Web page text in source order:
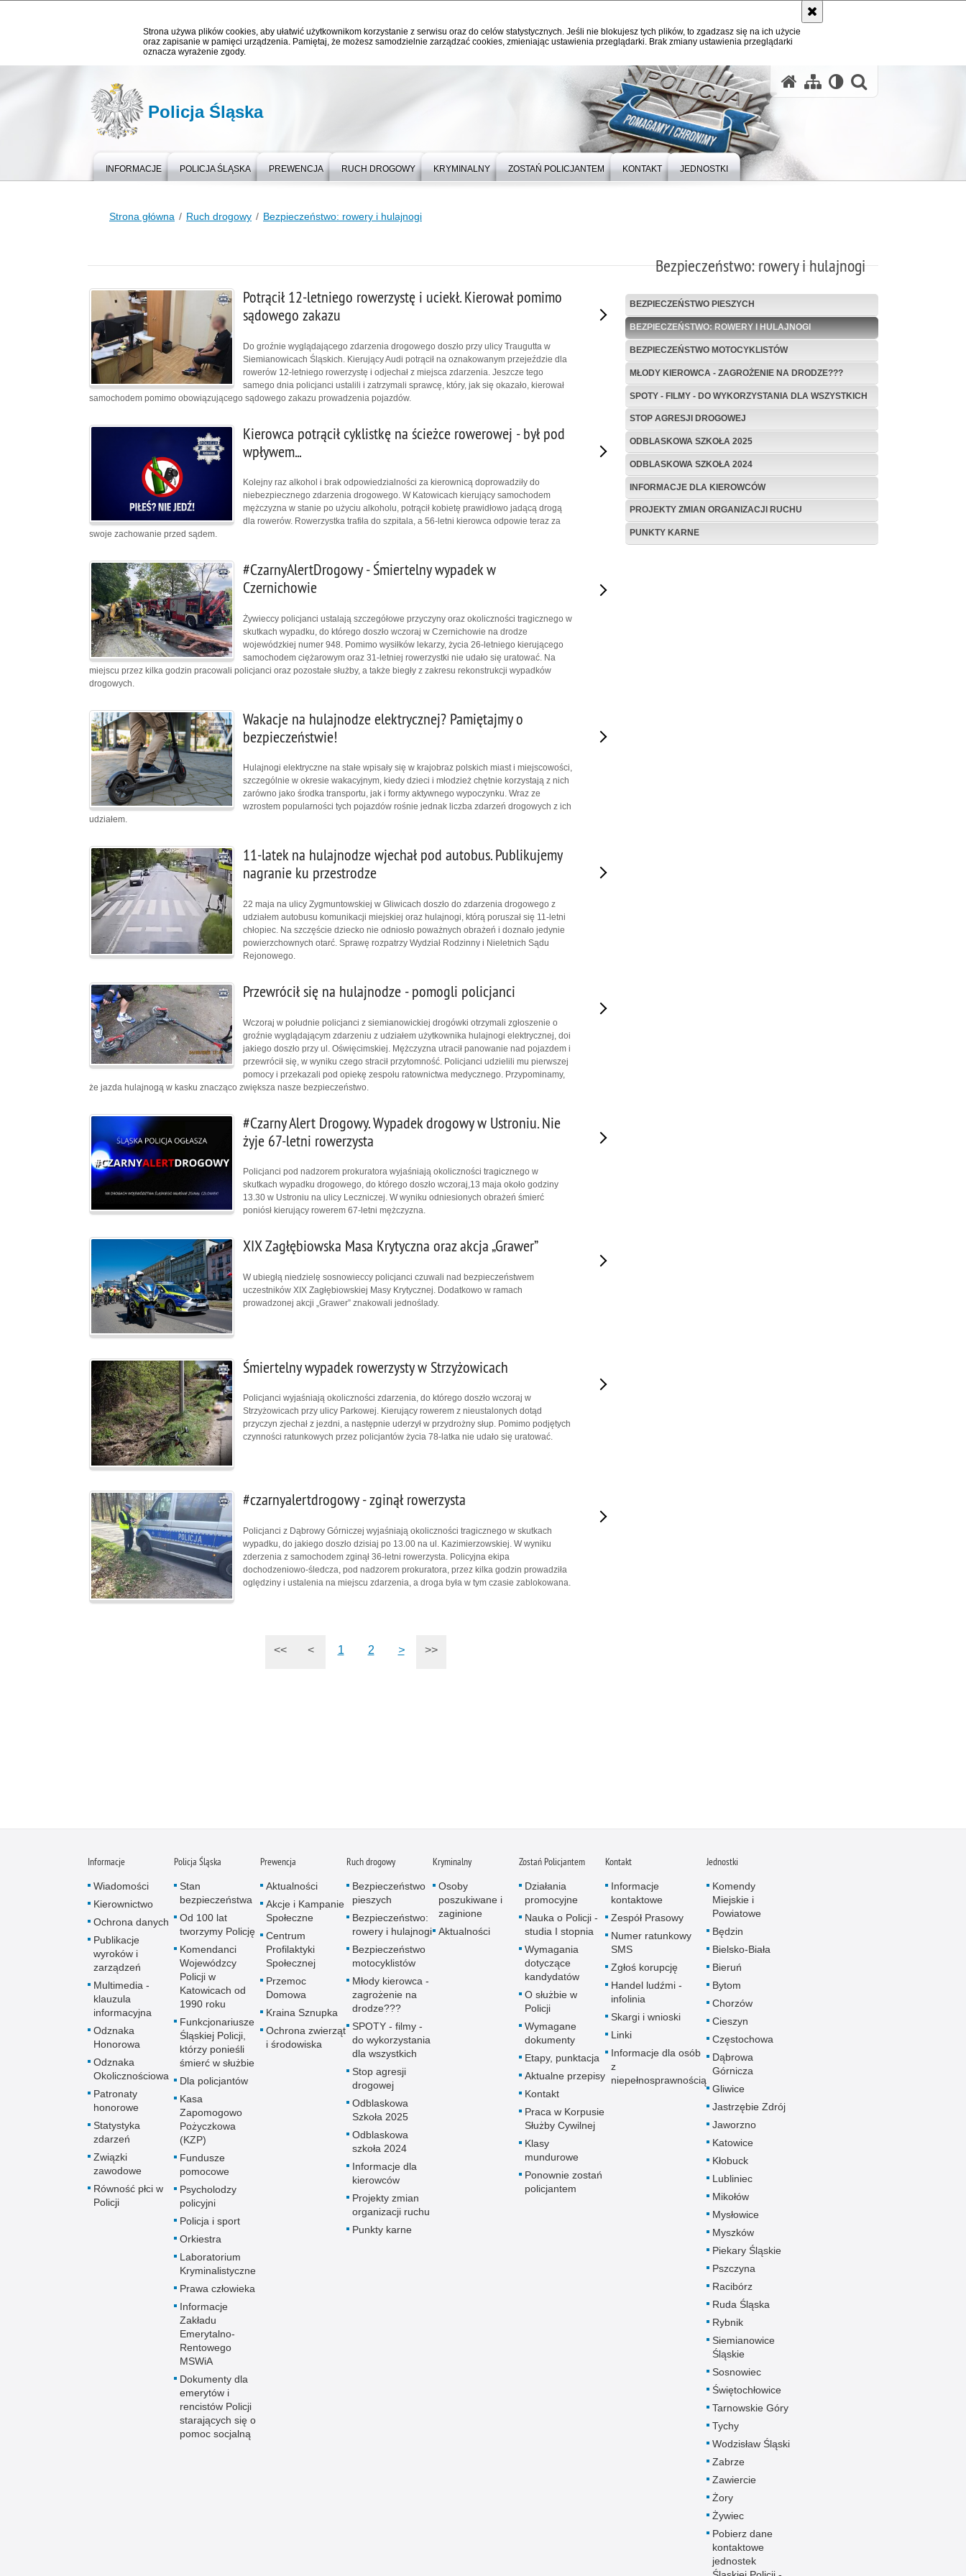
Strona używa plików cookies, aby ułatwić użytkownikom korzystanie z serwisu oraz do celów statystycznych. Jeśli nie blokujesz tych plików, to zgadzasz się na ich użycie
oraz zapisanie w pamięci urządzenia. Pamiętaj, że możesz samodzielnie zarządzać cookies, zmieniając ustawienia przeglądarki. Brak zmiany ustawienia przeglądarki
oznacza wyrażenie zgody.
Policja Śląska
INFORMACJE POLICJA ŚLĄSKA PREWENCJA RUCH DROGOWY KRYMINALNY ZOSTAŃ POLICJANTEM KONTAKT JEDNOSTKI
Strona główna Ruch drogowy Bezpieczeństwo: rowery i hulajnogi
Bezpieczeństwo: rowery i hulajnogi
Potrącił 12-letniego rowerzystę i uciekł. Kierował pomimo
sądowego zakazu
Do groźnie wyglądającego zdarzenia drogowego doszło przy ulicy Traugutta w
Siemianowicach Śląskich. Kierujący Audi potrącił na oznakowanym przejeździe dla
rowerów 12-letniego rowerzystę i odjechał z miejsca zdarzenia. Jeszcze tego
samego dnia policjanci ustalili i zatrzymali sprawcę, który, jak się okazało, kierował
samochodem pomimo obowiązującego sądowego zakazu prowadzenia pojazdów.
Kierowca potrącił cyklistkę na ścieżce rowerowej - był pod
wpływem...
Kolejny raz alkohol i brak odpowiedzialności za kierownicą doprowadziły do
niebezpiecznego zdarzenia drogowego. W Katowicach kierujący samochodem
mężczyzna w stanie po użyciu alkoholu, potrącił kobietę prawidłowo jadącą drogą
dla rowerów. Rowerzystka trafiła do szpitala, a 56-letni kierowca odpowie teraz za
swoje zachowanie przed sądem.
#CzarnyAlertDrogowy - Śmiertelny wypadek w
Czernichowie
Żywieccy policjanci ustalają szczegółowe przyczyny oraz okoliczności tragicznego w
skutkach wypadku, do którego doszło wczoraj w Czernichowie na drodze
wojewódzkiej numer 948. Pomimo wysiłków lekarzy, życia 26-letniego kierującego
samochodem ciężarowym oraz 31-letniej rowerzystki nie udało się uratować. Na
miejscu przez kilka godzin pracowali policjanci oraz pozostałe służby, a także biegły z zakresu rekonstrukcji wypadków
drogowych.
Wakacje na hulajnodze elektrycznej? Pamiętajmy o
bezpieczeństwie!
Hulajnogi elektryczne na stałe wpisały się w krajobraz polskich miast i miejscowości,
szczególnie w okresie wakacyjnym, kiedy dzieci i młodzież chętnie korzystają z nich
zarówno jako środka transportu, jak i formy aktywnego wypoczynku. Wraz ze
wzrostem popularności tych pojazdów rośnie jednak liczba zdarzeń drogowych z ich
udziałem.
11-latek na hulajnodze wjechał pod autobus. Publikujemy
nagranie ku przestrodze
22 maja na ulicy Zygmuntowskiej w Gliwicach doszło do zdarzenia drogowego z
udziałem autobusu komunikacji miejskiej oraz hulajnogi, którą poruszał się 11-letni
chłopiec. Na szczęście dziecko nie odniosło poważnych obrażeń i doznało jedynie
powierzchownych otarć. Sprawę rozpatrzy Wydział Rodzinny i Nieletnich Sądu
Rejonowego.
Przewrócił się na hulajnodze - pomogli policjanci
Wczoraj w południe policjanci z siemianowickiej drogówki otrzymali zgłoszenie o
groźnie wyglądającym zdarzeniu z udziałem użytkownika hulajnogi elektrycznej, doi
jakiego doszło przy ul. Oświęcimskiej. Mężczyzna utracił panowanie nad pojazdem i
przewrócił się, w wyniku czego stracił przytomność. Policjanci udzielili mu pierwszej
pomocy i przekazali pod opiekę zespołu ratownictwa medycznego. Przypominamy,
że jazda hulajnogą w kasku znacząco zwiększa nasze bezpieczeństwo.
#Czarny Alert Drogowy. Wypadek drogowy w Ustroniu. Nie
żyje 67-letni rowerzysta
Policjanci pod nadzorem prokuratora wyjaśniają okoliczności tragicznego w
skutkach wypadku drogowego, do którego doszło wczoraj,13 maja około godziny
13.30 w Ustroniu na ulicy Leczniczej. W wyniku odniesionych obrażeń śmierć
poniósł kierujący rowerem 67-letni mężczyzna.
XIX Zagłębiowska Masa Krytyczna oraz akcja „Grawer”
W ubiegłą niedzielę sosnowieccy policjanci czuwali nad bezpieczeństwem
uczestników XIX Zagłębiowskiej Masy Krytycznej. Dodatkowo w ramach
prowadzonej akcji „Grawer” znakowali jednoślady.
Śmiertelny wypadek rowerzysty w Strzyżowicach
Policjanci wyjaśniają okoliczności zdarzenia, do którego doszło wczoraj w
Strzyżowicach przy ulicy Parkowej. Kierujący rowerem z nieustalonych dotąd
przyczyn zjechał z jezdni, a następnie uderzył w przydrożny słup. Pomimo podjętych
czynności ratunkowych przez policjantów życia 78-latka nie udało się uratować.
#czarnyalertdrogowy - zginął rowerzysta
Policjanci z Dąbrowy Górniczej wyjaśniają okoliczności tragicznego w skutkach
wypadku, do jakiego doszło dzisiaj po 13.00 na ul. Kazimierzowskiej. W wyniku
zderzenia z samochodem zginął 36-letni rowerzysta. Policyjna ekipa
dochodzeniowo-śledcza, pod nadzorem prokuratora, przez kilka godzin prowadziła
oględziny i ustalenia na miejscu zdarzenia, a droga była w tym czasie zablokowana.
<< < 1 2 > >>
BEZPIECZEŃSTWO PIESZYCH
BEZPIECZEŃSTWO: ROWERY I HULAJNOGI
BEZPIECZEŃSTWO MOTOCYKLISTÓW
MŁODY KIEROWCA - ZAGROŻENIE NA DRODZE???
SPOTY - FILMY - DO WYKORZYSTANIA DLA WSZYSTKICH
STOP AGRESJI DROGOWEJ
ODBLASKOWA SZKOŁA 2025
ODBLASKOWA SZKOŁA 2024
INFORMACJE DLA KIEROWCÓW
PROJEKTY ZMIAN ORGANIZACJI RUCHU
PUNKTY KARNE
Informacje
Wiadomości
Kierownictwo
Ochrona danych
Publikacje
wyroków i
zarządzeń
Multimedia -
klauzula
informacyjna
Odznaka
Honorowa
Odznaka
Okolicznościowa
Patronaty
honorowe
Statystyka
zdarzeń
Związki
zawodowe
Równość płci w
Policji
Policja Śląska
Stan
bezpieczeństwa
Od 100 lat
tworzymy Policję
Komendanci
Wojewódzcy
Policji w
Katowicach od
1990 roku
Funkcjonariusze
Śląskiej Policji,
którzy ponieśli
śmierć w służbie
Dla policjantów
Kasa
Zapomogowo
Pożyczkowa
(KZP)
Fundusze
pomocowe
Psycholodzy
policyjni
Policja i sport
Orkiestra
Laboratorium
Kryminalistyczne
Prawa człowieka
Informacje
Zakładu
Emerytalno-
Rentowego
MSWiA
Dokumenty dla
emerytów i
rencistów Policji
starających się o
pomoc socjalną
Prewencja
Aktualności
Akcje i Kampanie
Społeczne
Centrum
Profilaktyki
Społecznej
Przemoc
Domowa
Kraina Sznupka
Ochrona zwierząt
i środowiska
Ruch drogowy
Bezpieczeństwo
pieszych
Bezpieczeństwo:
rowery i hulajnogi
Bezpieczeństwo
motocyklistów
Młody kierowca -
zagrożenie na
drodze???
SPOTY - filmy -
do wykorzystania
dla wszystkich
Stop agresji
drogowej
Odblaskowa
Szkoła 2025
Odblaskowa
szkoła 2024
Informacje dla
kierowców
Projekty zmian
organizacji ruchu
Punkty karne
Kryminalny
Osoby
poszukiwane i
zaginione
Aktualności
Zostań Policjantem
Działania
promocyjne
Nauka o Policji -
studia I stopnia
Wymagania
dotyczące
kandydatów
O służbie w
Policji
Wymagane
dokumenty
Etapy, punktacja
Aktualne przepisy
Kontakt
Praca w Korpusie
Służby Cywilnej
Klasy
mundurowe
Ponownie zostań
policjantem
Kontakt
Informacje
kontaktowe
Zespół Prasowy
Numer ratunkowy
SMS
Zgłoś korupcję
Handel ludźmi -
infolinia
Skargi i wnioski
Linki
Informacje dla osób
z
niepełnosprawnością
Jednostki
Komendy
Miejskie i
Powiatowe
Będzin
Bielsko-Biała
Bieruń
Bytom
Chorzów
Cieszyn
Częstochowa
Dąbrowa
Górnicza
Gliwice
Jastrzębie Zdrój
Jaworzno
Katowice
Kłobuck
Lubliniec
Mikołów
Mysłowice
Myszków
Piekary Śląskie
Pszczyna
Racibórz
Ruda Śląska
Rybnik
Siemianowice
Śląskie
Sosnowiec
Świętochłowice
Tarnowskie Góry
Tychy
Wodzisław Śląski
Zabrze
Zawiercie
Żory
Żywiec
Pobierz dane
kontaktowe
jednostek